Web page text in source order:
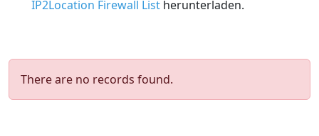
IP2Location Firewall List herunterladen.
There are no records found.